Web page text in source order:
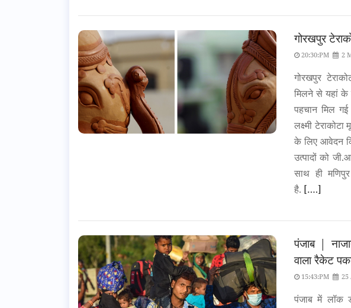
गोरखपुर
20:30:PM 2
गोरखपुर
मिलने से यहां के
पहचान मिल
लक्ष्मी
के लिए आवेदन
उत्पादों को
साथ ही
है. [….]
पंजाब |
वाला रैकेट
15:43:PM 25
पंजाब में लॉक